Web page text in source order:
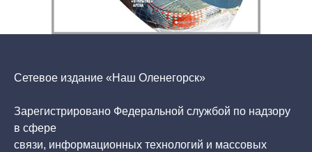
Сетевое издание «Наш Оленегорск»
Зарегистрировано Федеральной службой по надзору
в сфере
связи, информационных технологий и массовых